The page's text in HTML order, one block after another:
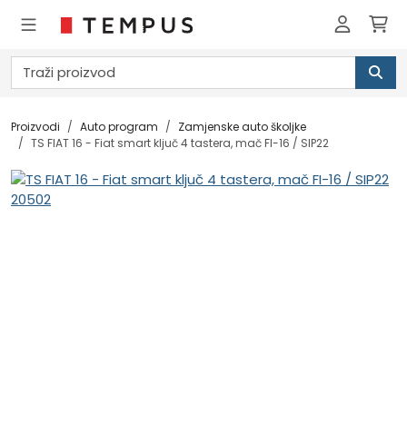
Proizvodi Auto program
Zamjenske auto školjke
TS FIAT 16 - Fiat smart ključ 4 tastera, mač FI-16 / SIP22